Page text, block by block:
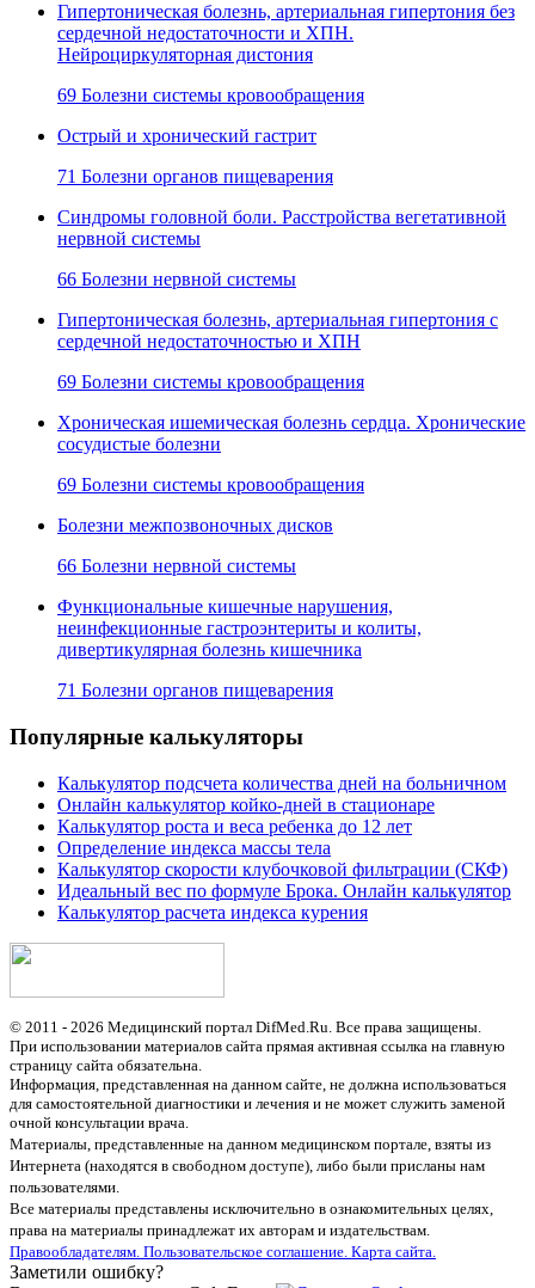
Гипертоническая болезнь, артериальная гипертония без
сердечной недостаточности и ХПН.
Нейроциркуляторная дистония
69 Болезни системы кровообращения
Острый и хронический гастрит
71 Болезни органов пищеварения
Синдромы головной боли. Расстройства вегетативной
нервной системы
66 Болезни нервной системы
Гипертоническая болезнь, артериальная гипертония с
сердечной недостаточностью и ХПН
69 Болезни системы кровообращения
Хроническая ишемическая болезнь сердца. Хронические
сосудистые болезни
69 Болезни системы кровообращения
Болезни межпозвоночных дисков
66 Болезни нервной системы
Функциональные кишечные нарушения,
неинфекционные гастроэнтериты и колиты,
дивертикулярная болезнь кишечника
71 Болезни органов пищеварения
Популярные калькуляторы
Калькулятор подсчета количества дней на больничном
Онлайн калькулятор койко-дней в стационаре
Калькулятор роста и веса ребенка до 12 лет
Определение индекса массы тела
Калькулятор скорости клубочковой фильтрации (СКФ)
Идеальный вес по формуле Брока. Онлайн калькулятор
Калькулятор расчета индекса курения
© 2011 - 2026 Медицинский портал DifMed.Ru. Все права защищены.
При использовании материалов сайта прямая активная ссылка на главную
страницу сайта обязательна.
Информация, представленная на данном сайте, не должна использоваться
для самостоятельной диагностики и лечения и не может служить заменой
очной консультации врача.
Материалы, представленные на данном медицинском портале, взяты из
Интернета (находятся в свободном доступе), либо были присланы нам
пользователями.
Все материалы представлены исключительно в ознакомительных целях,
права на материалы принадлежат их авторам и издательствам.
Правообладателям. Пользовательское соглашение. Карта сайта.
Заметили ошибку?